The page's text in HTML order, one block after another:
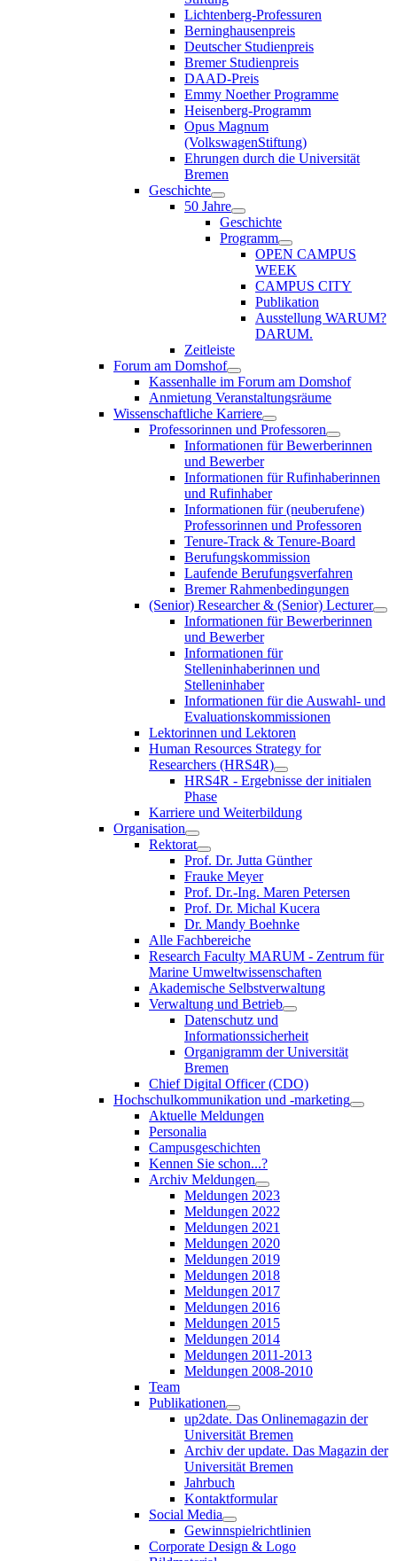
Lichtenberg-Professuren
Berninghausenpreis
Deutscher Studienpreis
Bremer Studienpreis
DAAD-Preis
Emmy Noether Programme
Heisenberg-Programm
Opus Magnum
(VolkswagenStiftung)
Ehrungen durch die Universität
Bremen
Geschichte
50 Jahre
Geschichte
Programm
OPEN CAMPUS
WEEK
CAMPUS CITY
Publikation
Ausstellung WARUM?
DARUM.
Zeitleiste
Forum am Domshof
Kassenhalle im Forum am Domshof
Anmietung Veranstaltungsräume
Wissenschaftliche Karriere
Professorinnen und Professoren
Informationen für Bewerberinnen
und Bewerber
Informationen für Rufinhaberinnen
und Rufinhaber
Informationen für (neuberufene)
Professorinnen und Professoren
Tenure-Track & Tenure-Board
Berufungskommission
Laufende Berufungsverfahren
Bremer Rahmenbedingungen
(Senior) Researcher & (Senior) Lecturer
Informationen für Bewerberinnen
und Bewerber
Informationen für
Stelleninhaberinnen und
Stelleninhaber
Informationen für die Auswahl- und
Evaluationskommissionen
Lektorinnen und Lektoren
Human Resources Strategy for
Researchers (HRS4R)
HRS4R - Ergebnisse der initialen
Phase
Karriere und Weiterbildung
Organisation
Rektorat
Prof. Dr. Jutta Günther
Frauke Meyer
Prof. Dr.-Ing. Maren Petersen
Prof. Dr. Michal Kucera
Dr. Mandy Boehnke
Alle Fachbereiche
Research Faculty MARUM - Zentrum für
Marine Umweltwissenschaften
Akademische Selbstverwaltung
Verwaltung und Betrieb
Datenschutz und
Informationssicherheit
Organigramm der Universität
Bremen
Chief Digital Officer (CDO)
Hochschulkommunikation und -marketing
Aktuelle Meldungen
Personalia
Campusgeschichten
Kennen Sie schon...?
Archiv Meldungen
Meldungen 2023
Meldungen 2022
Meldungen 2021
Meldungen 2020
Meldungen 2019
Meldungen 2018
Meldungen 2017
Meldungen 2016
Meldungen 2015
Meldungen 2014
Meldungen 2011-2013
Meldungen 2008-2010
Team
Publikationen
up2date. Das Onlinemagazin der
Universität Bremen
Archiv der update. Das Magazin der
Universität Bremen
Jahrbuch
Kontaktformular
Social Media
Gewinnspielrichtlinien
Corporate Design & Logo